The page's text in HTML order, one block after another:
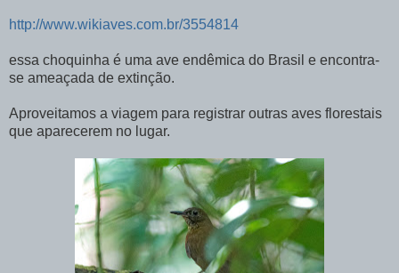
http://www.wikiaves.com.br/3554814
essa choquinha é uma ave endêmica do Brasil e encontra-
se ameaçada de extinção.
Aproveitamos a viagem para registrar outras aves florestais
que aparecerem no lugar.